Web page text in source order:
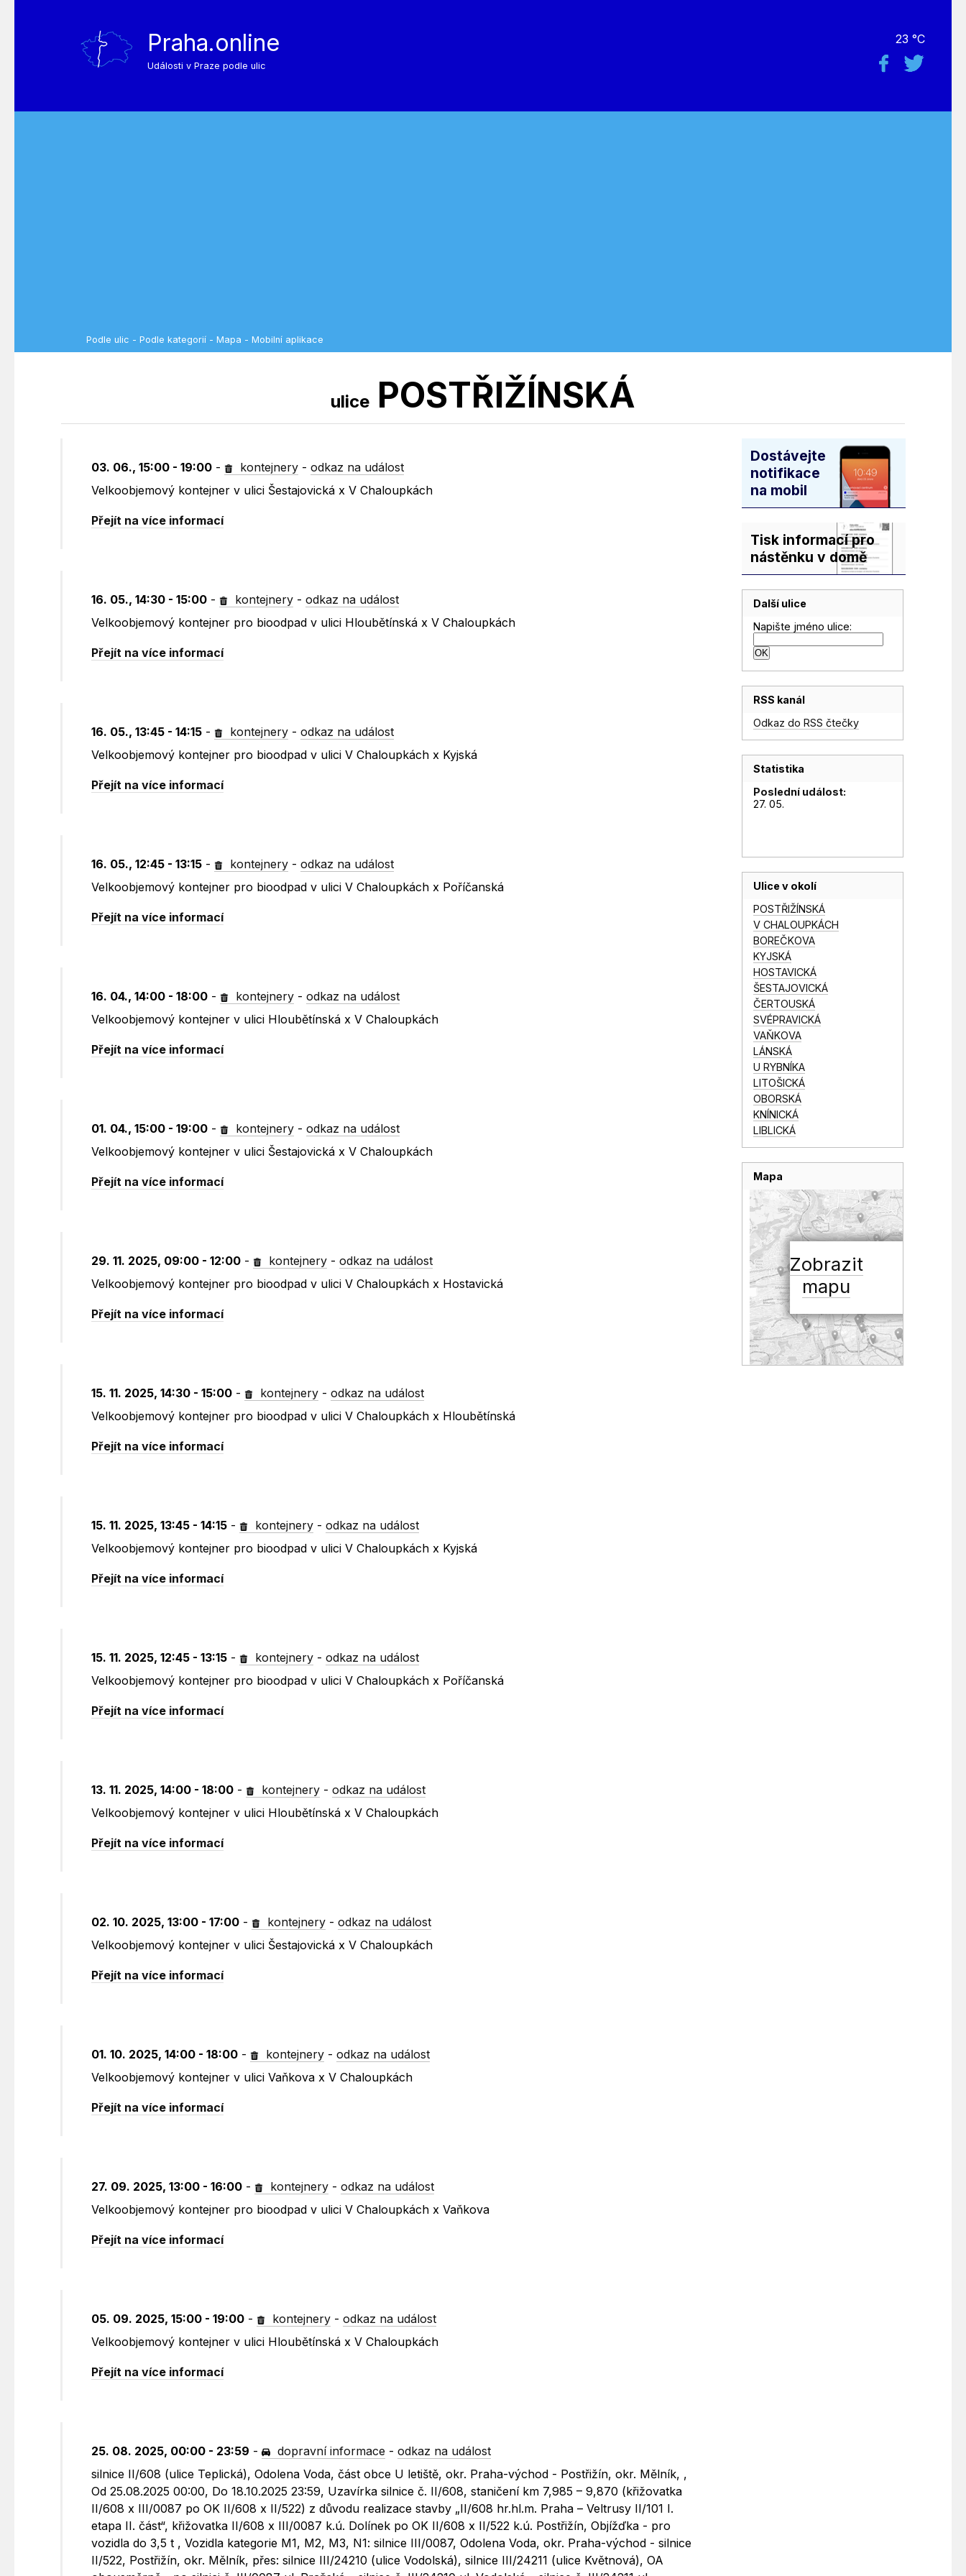
Praha.online
Události v Praze podle ulic
23 °C
Podle ulic - Podle kategorií - Mapa - Mobilní aplikace
ulice POSTŘIŽÍNSKÁ
03. 06., 15:00 - 19:00 - kontejnery -odkaz na událost
Velkoobjemový kontejner v ulici Šestajovická x V Chaloupkách
Přejít na více informací
16. 05., 14:30 - 15:00 - kontejnery -odkaz na událost
Velkoobjemový kontejner pro bioodpad v ulici Hloubětínská x V Chaloupkách
Přejít na více informací
16. 05., 13:45 - 14:15 - kontejnery -odkaz na událost
Velkoobjemový kontejner pro bioodpad v ulici V Chaloupkách x Kyjská
Přejít na více informací
16. 05., 12:45 - 13:15 - kontejnery -odkaz na událost
Velkoobjemový kontejner pro bioodpad v ulici V Chaloupkách x Poříčanská
Přejít na více informací
16. 04., 14:00 - 18:00 - kontejnery -odkaz na událost
Velkoobjemový kontejner v ulici Hloubětínská x V Chaloupkách
Přejít na více informací
01. 04., 15:00 - 19:00 - kontejnery -odkaz na událost
Velkoobjemový kontejner v ulici Šestajovická x V Chaloupkách
Přejít na více informací
29. 11. 2025, 09:00 - 12:00 - kontejnery -odkaz na událost
Velkoobjemový kontejner pro bioodpad v ulici V Chaloupkách x Hostavická
Přejít na více informací
15. 11. 2025, 14:30 - 15:00 - kontejnery -odkaz na událost
Velkoobjemový kontejner pro bioodpad v ulici V Chaloupkách x Hloubětínská
Přejít na více informací
15. 11. 2025, 13:45 - 14:15 - kontejnery -odkaz na událost
Velkoobjemový kontejner pro bioodpad v ulici V Chaloupkách x Kyjská
Přejít na více informací
15. 11. 2025, 12:45 - 13:15 - kontejnery -odkaz na událost
Velkoobjemový kontejner pro bioodpad v ulici V Chaloupkách x Poříčanská
Přejít na více informací
13. 11. 2025, 14:00 - 18:00 - kontejnery -odkaz na událost
Velkoobjemový kontejner v ulici Hloubětínská x V Chaloupkách
Přejít na více informací
02. 10. 2025, 13:00 - 17:00 - kontejnery -odkaz na událost
Velkoobjemový kontejner v ulici Šestajovická x V Chaloupkách
Přejít na více informací
01. 10. 2025, 14:00 - 18:00 - kontejnery -odkaz na událost
Velkoobjemový kontejner v ulici Vaňkova x V Chaloupkách
Přejít na více informací
27. 09. 2025, 13:00 - 16:00 - kontejnery -odkaz na událost
Velkoobjemový kontejner pro bioodpad v ulici V Chaloupkách x Vaňkova
Přejít na více informací
05. 09. 2025, 15:00 - 19:00 - kontejnery -odkaz na událost
Velkoobjemový kontejner v ulici Hloubětínská x V Chaloupkách
Přejít na více informací
25. 08. 2025, 00:00 - 23:59 - dopravní informace -odkaz na událost
silnice II/608 (ulice Teplická), Odolena Voda, část obce U letiště, okr. Praha-východ - Postřižín, okr. Mělník, ,
Od 25.08.2025 00:00, Do 18.10.2025 23:59, Uzavírka silnice č. II/608, staničení km 7,985 – 9,870 (křižovatka
II/608 x III/0087 po OK II/608 x II/522) z důvodu realizace stavby „II/608 hr.hl.m. Praha – Veltrusy II/101 I.
etapa II. část“, křižovatka II/608 x III/0087 k.ú. Dolínek po OK II/608 x II/522 k.ú. Postřižín, Objížďka - pro
vozidla do 3,5 t , Vozidla kategorie M1, M2, M3, N1: silnice III/0087, Odolena Voda, okr. Praha-východ - silnice
II/522, Postřižín, okr. Mělník, přes: silnice III/24210 (ulice Vodolská), silnice III/24211 (ulice Květnová), OA
Dostávejte
notifikace
na mobil
Tisk informací pro
nástěnku v domě
Další ulice
Napište jméno ulice:
RSS kanál
Odkaz do RSS čtečky
Statistika
Poslední událost:
27. 05.
Ulice v okolí
POSTŘIŽÍNSKÁ
V CHALOUPKÁCH
BOREČKOVA
KYJSKÁ
HOSTAVICKÁ
ŠESTAJOVICKÁ
ČERTOUSKÁ
SVÉPRAVICKÁ
VAŇKOVA
LÁNSKÁ
U RYBNÍKA
LITOŠICKÁ
OBORSKÁ
KNÍNICKÁ
LIBLICKÁ
Mapa
Zobrazit
mapu